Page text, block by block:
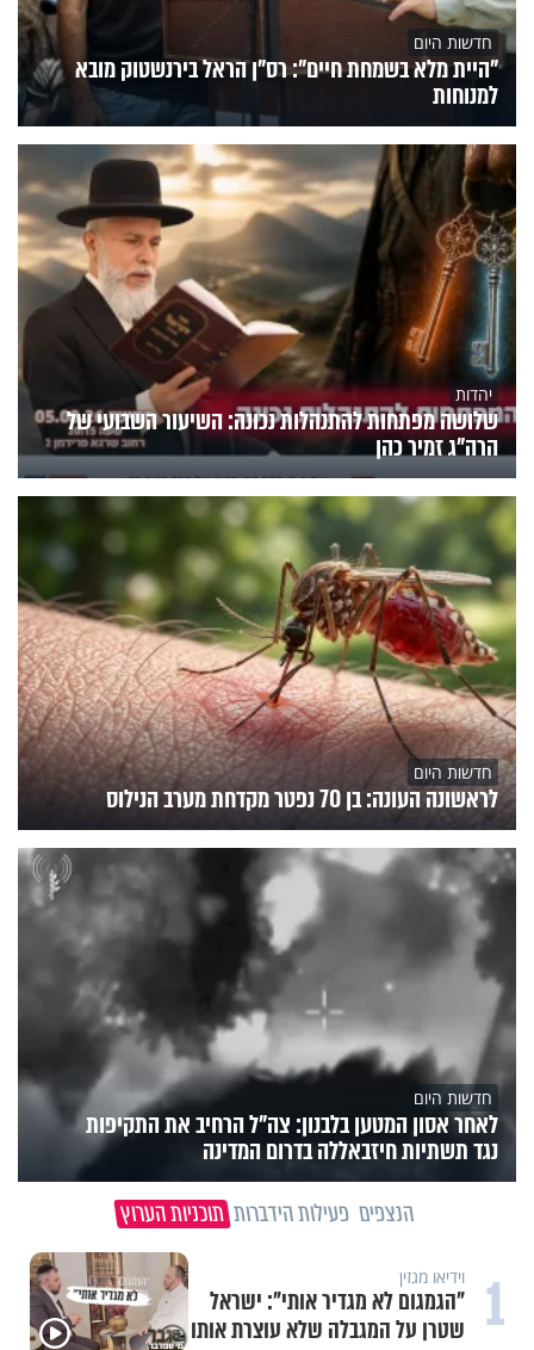
חדשות היום
"היית מלא בשמחת חיים": רס"ן הראל בירנשטוק מובא
למנוחות
יהדות
שלושה מפתחות להתנהלות נכונה: השיעור השבועי של
הרה"ג זמיר כהן
חדשות היום
לראשונה העונה: בן 70 נפטר מקדחת מערב הנילוס
חדשות היום
לאחר אסון המטען בלבנון: צה"ל הרחיב את התקיפות
נגד תשתיות חיזבאללה בדרום המדינה
הנצפים פעילות הידברות תוכניות הערוץ
1 וידיאו מגזין
"הגמגום לא מגדיר אותי": ישראל
שטרן על המגבלה שלא עוצרת אותו